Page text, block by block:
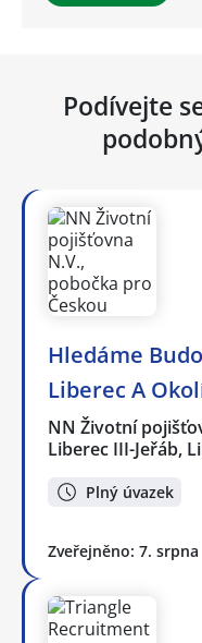
Podívejte
Hledáme
Liberec A
NN Životní
Liberec III-Jeřáb,
Plný úvazek
Zveřejněno: 7. srpna